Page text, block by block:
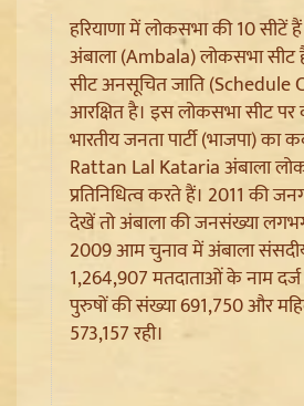
Article 370 Anniversary पर
सुरक्षा, Amarnath Yatra सस्पेंड और
हरियाणा में लोकसभा की 10
अंबाला (Ambala) लोकसभा
सीट अनसूचित जाति (Schedule
आरक्षित है। इस लोकसभा सीट पर
भारतीय जनता पार्टी (भाजपा) का
Rattan Lal Kataria अंबाला
प्रतिनिधित्व करते हैं। 2011 की
देखें तो अंबाला की जनसंख्या
2009 आम चुनाव में अंबाला संसदीय
1,264,907 मतदाताओं के नाम
पुरुषों की संख्या 691,750 और
573,157 रही।